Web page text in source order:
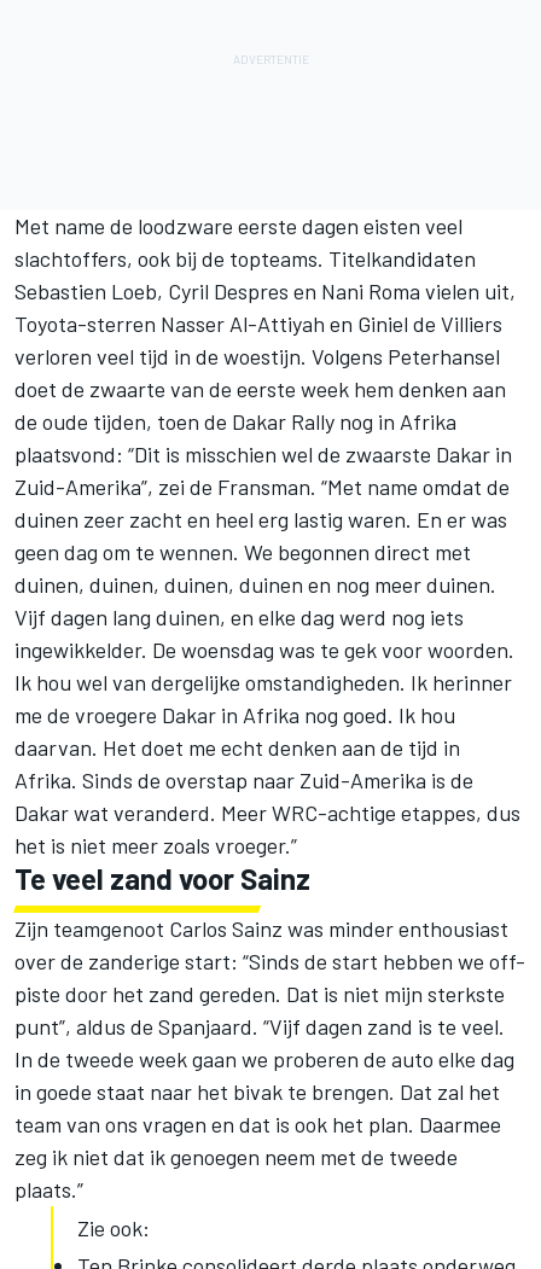
Met name de loodzware eerste dagen eisten veel
slachtoffers, ook bij de topteams. Titelkandidaten
Sebastien Loeb, Cyril Despres en Nani Roma vielen uit,
Toyota-sterren Nasser Al-Attiyah en Giniel de Villiers
verloren veel tijd in de woestijn. Volgens Peterhansel
doet de zwaarte van de eerste week hem denken aan
de oude tijden, toen de Dakar Rally nog in Afrika
plaatsvond: “Dit is misschien wel de zwaarste Dakar in
Zuid-Amerika”, zei de Fransman. “Met name omdat de
duinen zeer zacht en heel erg lastig waren. En er was
geen dag om te wennen. We begonnen direct met
duinen, duinen, duinen, duinen en nog meer duinen.
Vijf dagen lang duinen, en elke dag werd nog iets
ingewikkelder. De woensdag was te gek voor woorden.
Ik hou wel van dergelijke omstandigheden. Ik herinner
me de vroegere Dakar in Afrika nog goed. Ik hou
daarvan. Het doet me echt denken aan de tijd in
Afrika. Sinds de overstap naar Zuid-Amerika is de
Dakar wat veranderd. Meer WRC-achtige etappes, dus
het is niet meer zoals vroeger.”
Te veel zand voor Sainz
Zijn teamgenoot Carlos Sainz was minder enthousiast
over de zanderige start: “Sinds de start hebben we off-
piste door het zand gereden. Dat is niet mijn sterkste
punt”, aldus de Spanjaard. “Vijf dagen zand is te veel.
In de tweede week gaan we proberen de auto elke dag
in goede staat naar het bivak te brengen. Dat zal het
team van ons vragen en dat is ook het plan. Daarmee
zeg ik niet dat ik genoegen neem met de tweede
plaats.”
Zie ook: